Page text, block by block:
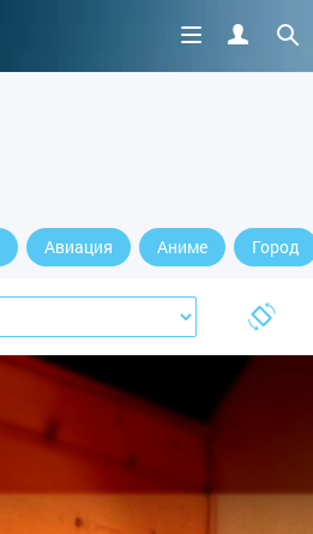
Авиация Аниме Город